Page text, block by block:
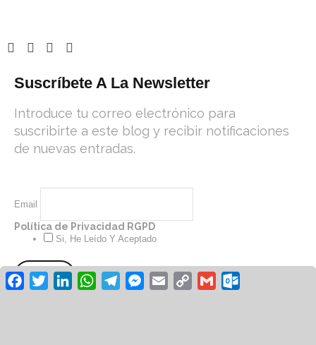
Suscríbete A La Newsletter
Introduce tu correo electrónico para
suscribirte a este blog y recibir notificaciones
de nuevas entradas.
Email
Política de Privacidad RGPD
Si, He Leído Y Aceptado
Facebook
TwitterLinkedInWhatsApp
Telegram
Messenger
EmailCopy
Link
Gmail